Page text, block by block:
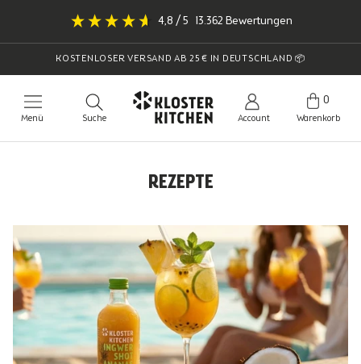
Inhalt
4,8 / 5 13.362 Bewertungen
KOSTENLOSER VERSAND AB 25 € IN DEUTSCHLAND 📦
Menü Suche Account
0
Warenkorb
REZEPTE